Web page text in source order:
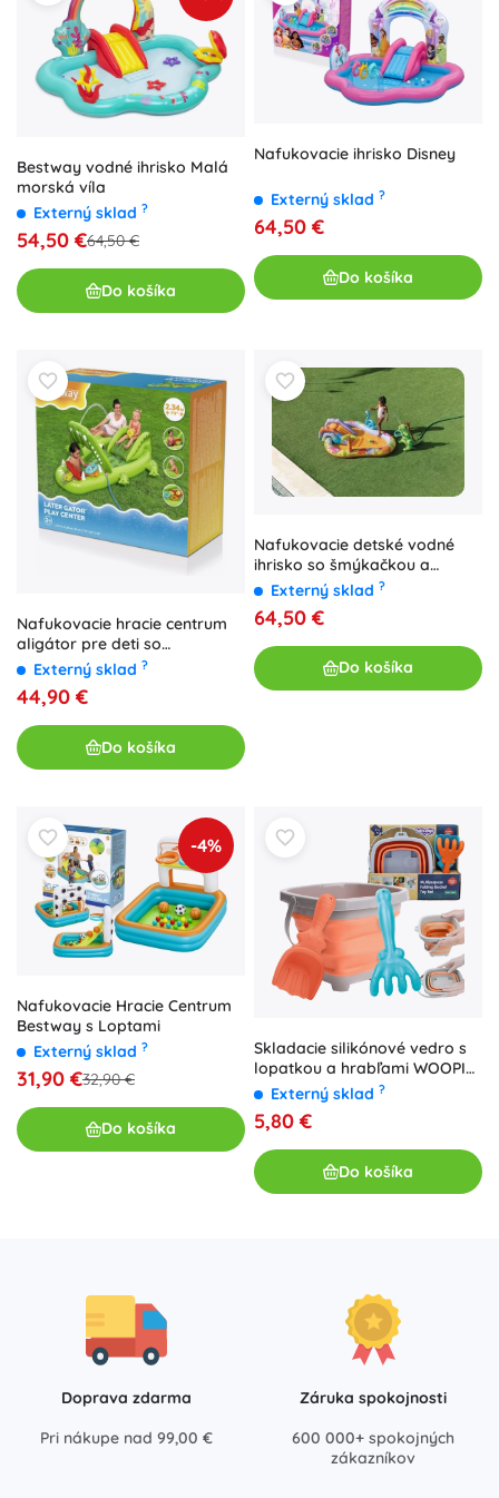
Bestway vodné ihrisko Malá
morská víla
Externý sklad ?
54,50 €64,50 €
Do košíka
Nafukovacie ihrisko Disney
Externý sklad ?
64,50 €
Do košíka
Nafukovacie hracie centrum
aligátor pre deti so
šmýkačkou a sprškou
Externý sklad ?
44,90 €
Do košíka
Nafukovacie detské vodné
ihrisko so šmýkačkou a
fontánkou INTEX dinosaurus
Externý sklad ?
64,50 €
Do košíka
-4%
Nafukovacie Hracie Centrum
Bestway s Loptami
Externý sklad ?
31,90 €32,90 €
Do košíka
Skladacie silikónové vedro s
lopatkou a hrabľami WOOPIE,
oranžové 5 l
Externý sklad ?
5,80 €
Do košíka
Doprava zdarma
Pri nákupe nad 99,00 €
Záruka spokojnosti
600 000+ spokojných
zákazníkov